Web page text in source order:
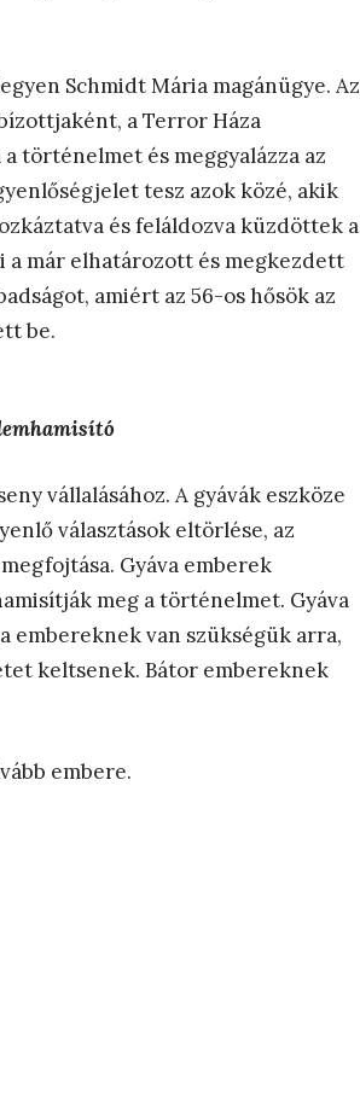
Schmidt Mária magánügye. Az
a Terror Háza
történelmet és meggyalázza az
tesz azok közé, akik
és feláldozva küzdöttek a
a már elhatározott és megkezdett
amiért az 56-os hősök az
be.
vállalásához. A gyávák eszköze
választások eltörlése, az
Gyáva emberek
meg a történelmet. Gyáva
embereknek van szükségük arra,
keltsenek. Bátor embereknek
embere.